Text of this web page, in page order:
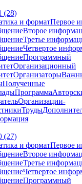
(28)
и форматПервое
Второе
Третье
Четвертое
Программный
Организационный
Организаторы
Полученные
Программа
Организации-
Труды
(27)
и форматПервое
Второе
Третье
Четвертое
Программный